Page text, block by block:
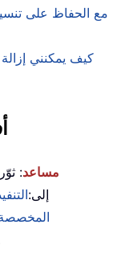
كيف يمكنني
KUTOOLS AI مساعد:
إلى: